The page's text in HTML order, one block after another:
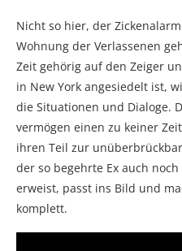
Nicht so hier, der
Wohnung der Verlassenen
Zeit gehörig auf den Zeiger
in New York angesiedelt ist,
die Situationen und Dialoge.
vermögen einen zu keiner
ihren Teil zur
der so begehrte Ex auch
erweist, passt ins Bild und
komplett.